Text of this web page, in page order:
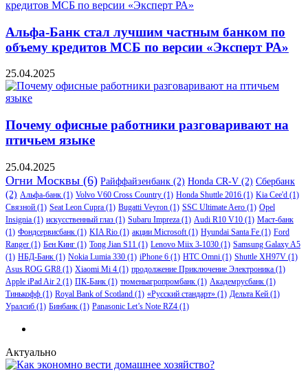
Альфа-Банк стал лучшим частным банком по
объему кредитов МСБ по версии «Эксперт РА»
25.04.2025
Почему офисные работники разговаривают на
птичьем языке
25.04.2025
Огни Москвы (6) Райффайзенбанк (2) Honda CR-V (2) Сбербанк
(2) Альфа-банк (1) Volvo V60 Cross Country (1) Honda Shuttle 2016 (1) Kia Cee'd (1)
Связной (1) Seat Leon Cupra (1) Bugatti Veyron (1) SSC Ultimate Aero (1) Opel
Insignia (1) искусственный глаз (1) Subaru Impreza (1) Audi R10 V10 (1) Маст-банк
(1) Фондсервисбанк (1) KIA Rio (1) акции Microsoft(1) Hyundai Santa Fe (1) Ford
Ranger (1) Бен Кинг (1) Tong Jian S11 (1) Lenovo Miix 3-1030 (1) Samsung Galaxy A5
(1) НБД-Банк (1) Nokia Lumia 330 (1) iPhone 6 (1) HTC Omni (1) Shuttle XH97V (1)
Asus ROG GR8 (1) Xiaomi Mi 4 (1) продолжение Приключение Электроника (1)
Apple iPad Air 2 (1) ПК-Банк (1) тюменьагропромбанк (1) Академрусбанк (1)
Тинькофф (1) Royal Bank of Scotland (1) «Русский стандарт» (1) Дельта Кей (1)
Уралсиб (1) Бинбанк (1) Panasonic Let’s Note RZ4 (1)
Актуально